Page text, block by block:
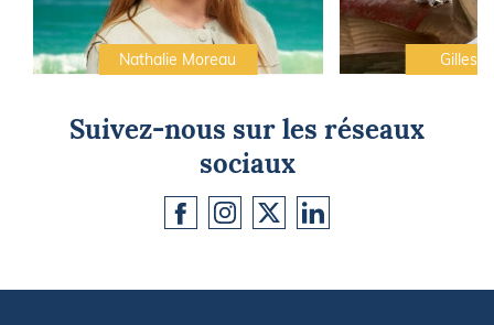
Nathalie Moreau Gilles
Suivez-nous sur les réseaux
sociaux